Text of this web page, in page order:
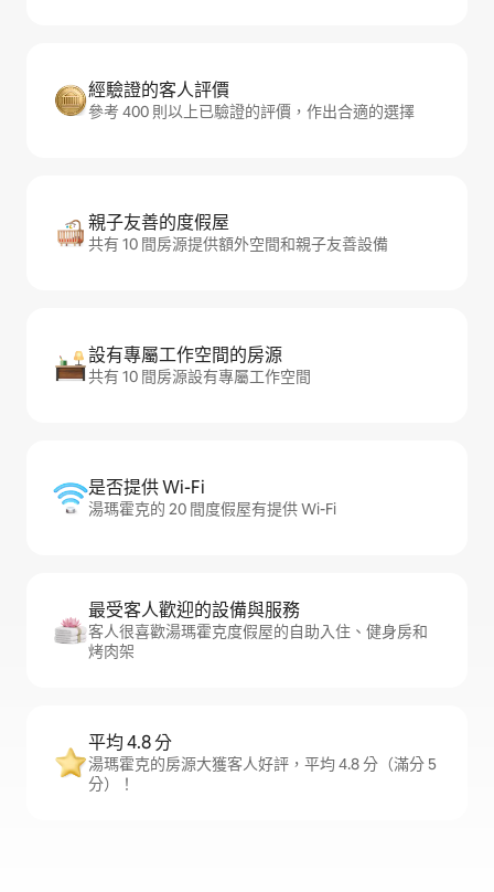
經驗證的客人評價
參考 400 則以上已驗證的評價，作出合適的選擇
親子友善的度假屋
共有 10 間房源提供額外空間和親子友善設備
設有專屬工作空間的房源
共有 10 間房源設有專屬工作空間
是否提供 Wi-Fi
湯瑪霍克的 20 間度假屋有提供 Wi-Fi
最受客人歡迎的設備與服務
客人很喜歡湯瑪霍克度假屋的自助入住、健身房和
烤肉架
平均 4.8 分
湯瑪霍克的房源大獲客人好評，平均 4.8 分（滿分 5
分）！